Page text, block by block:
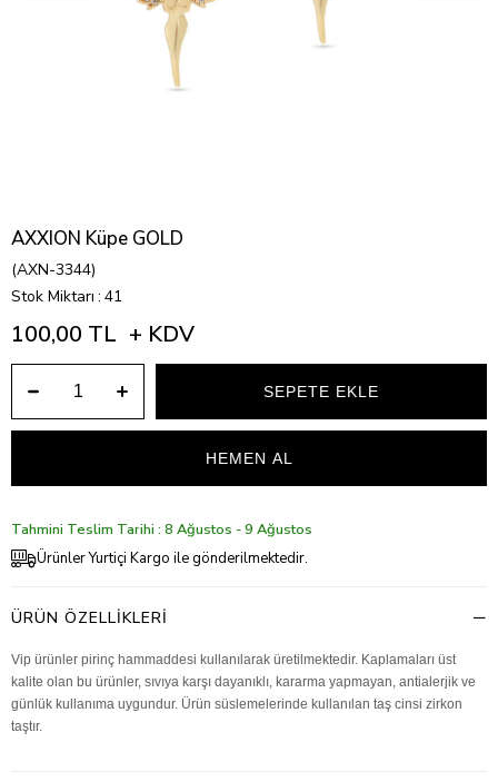
AXXION Küpe GOLD
(AXN-3344)
Stok Miktarı : 41
100,00 TL + KDV
Tahmini Teslim Tarihi : 8 Ağustos - 9 Ağustos
Ürünler Yurtiçi Kargo ile gönderilmektedir.
ÜRÜN ÖZELLIKLERI
Vip ürünler pirinç hammaddesi kullanılarak üretilmektedir. Kaplamaları üst
kalite olan bu ürünler, sıvıya karşı dayanıklı, kararma yapmayan, antialerjik ve
günlük kullanıma uygundur. Ürün süslemelerinde kullanılan taş cinsi zirkon
taştır.